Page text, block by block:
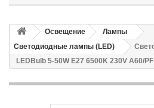
Освещение
Лампы
Светодиодные лампы (LED)
LEDBulb 5-50W E27 6500K 230V A60/PF